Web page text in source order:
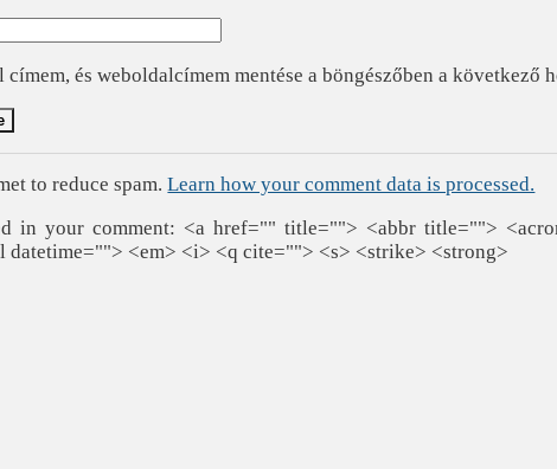
címem, és weboldalcímem mentése a böngészőben a következő
to reduce spam.Learn how your comment data is processed.
in your comment: <a href="" title=""> <abbr title="">
datetime=""> <em> <i> <q cite=""> <s> <strike> <strong>